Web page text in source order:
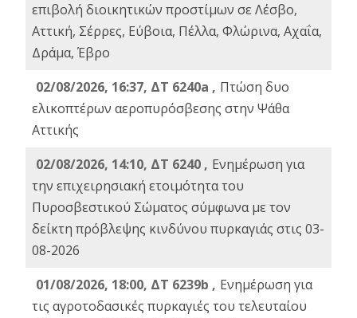
επιβολή διοικητικών προστίμων σε Λέσβο,
Αττική, Σέρρες, Εύβοια, Πέλλα, Φλώρινα, Αχαΐα,
Δράμα, Έβρο
02/08/2026, 16:37, ΔΤ 6240a , Πτώση δυο
ελικοπτέρων αεροπυρόσβεσης στην Ψάθα
Αττικής
02/08/2026, 14:10, ΔΤ 6240 , Ενημέρωση για
την επιχειρησιακή ετοιμότητα του
Πυροσβεστικού Σώματος σύμφωνα με τον
δείκτη πρόβλεψης κινδύνου πυρκαγιάς στις 03-
08-2026
01/08/2026, 18:00, ΔΤ 6239b , Ενημέρωση για
τις αγροτοδασικές πυρκαγιές του τελευταίου